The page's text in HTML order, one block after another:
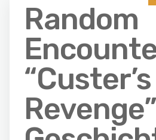
Random
“Custer’s